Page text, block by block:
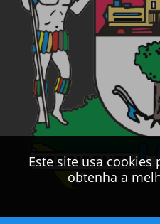
Este site usa cookies
obtenha a